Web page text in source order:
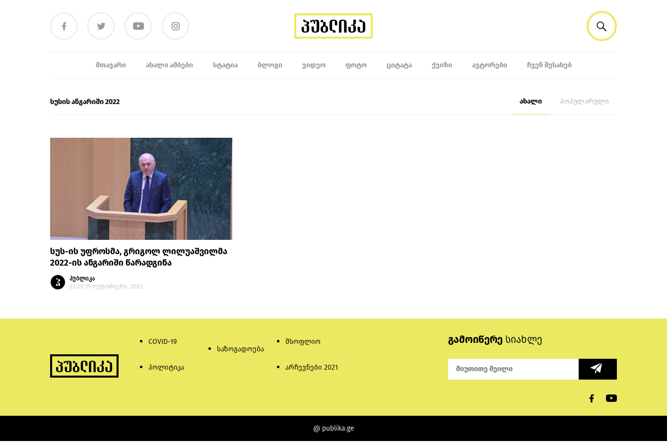
ᲛᲗᲐᲕᲐᲠᲘ ᲐᲮᲐᲚᲘ ᲐᲛᲑᲔᲑᲘ ᲡᲢᲐᲢᲘᲐ ᲑᲚᲝᲒᲘ ᲕᲘᲓᲔᲝ ᲤᲝᲢᲝ ᲪᲘᲢᲐᲢᲐ ᲥᲕᲘᲖᲘ ᲐᲕᲢᲝᲠᲔᲑᲘ ᲩᲕᲔᲜ ᲨᲔᲡᲐᲮᲔᲑ
სუსის ანგარიში 2022 ახალი პოპულარული
სუს-ის უფროსმა, გრიგოლ ლილუაშვილმა
2022-ის ანგარიში წარადგინა
პუბლიკა
22:29, 19 ოქტომბერი, 2023
COVID-19
პოლიტიკა
საზოგადოება
მსოფლიო
არჩევნები 2021
გამოიწერე სიახლე
@ publika.ge